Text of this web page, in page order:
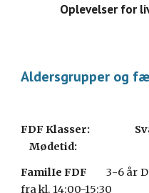
Oplevelser for
Aldersgrupper og
FDF Klasser:
Mødetid:
FamilIe FDF
3-6 år
fra kl. 14:00-15:30